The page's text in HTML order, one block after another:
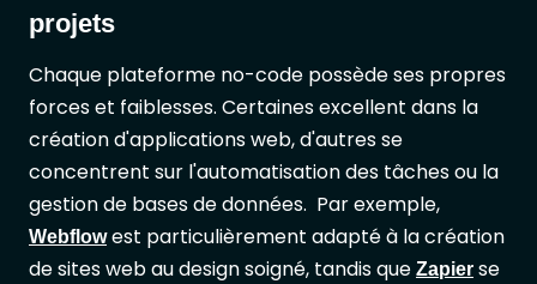
projets
Chaque plateforme no-code possède ses propres
forces et faiblesses. Certaines excellent dans la
création d'applications web, d'autres se
concentrent sur l'automatisation des tâches ou la
gestion de bases de données. Par exemple,
Webflowest particulièrement adapté à la création
de sites web au design soigné, tandis que Zapier se